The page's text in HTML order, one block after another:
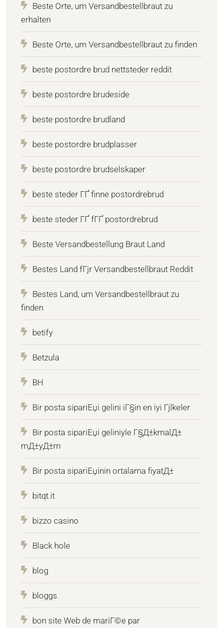
Beste Orte, um Versandbestellbraut zu
erhalten
Beste Orte, um Versandbestellbraut zu finden
beste postordre brud nettsteder reddit
beste postordre brudeside
beste postordre brudland
beste postordre brudplasser
beste postordre brudselskaper
beste steder ГҐ finne postordrebrud
beste steder ГҐ fГҐ postordrebrud
Beste Versandbestellung Braut Land
Bestes Land fГјr Versandbestellbraut Reddit
Bestes Land, um Versandbestellbraut zu
finden
betify
Betzula
BH
Bir posta sipariЕџi gelini iГ§in en iyi Гјlkeler
Bir posta sipariЕџi geliniyle Г§Д±kmalД±
mД±yД±m
Bir posta sipariЕџinin ortalama fiyatД±
bitqt.it
bizzo casino
Black hole
blog
bloggs
bon site Web de mariГ©e par